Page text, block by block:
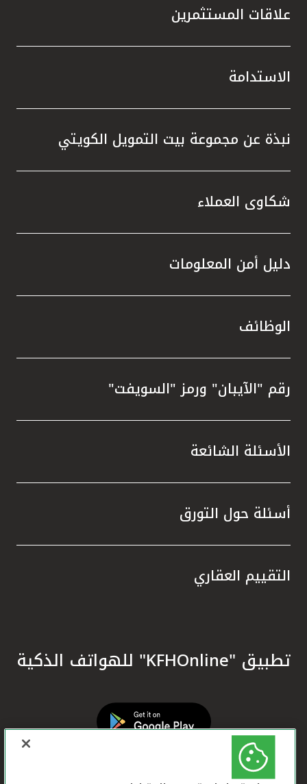
علاقات المستثمرين
الاستدامة
نبذة عن مجموعة بيت التمويل الكويتي
شكاوى العملاء
دليل أمن المعلومات
الوظائف
رقم "الآيبان" ورمز "السويفت"
الأسئلة الشائعة
أسئلة حول التورق
التقييم العقاري
تطبيق "KFHOnline" للهواتف الذكية